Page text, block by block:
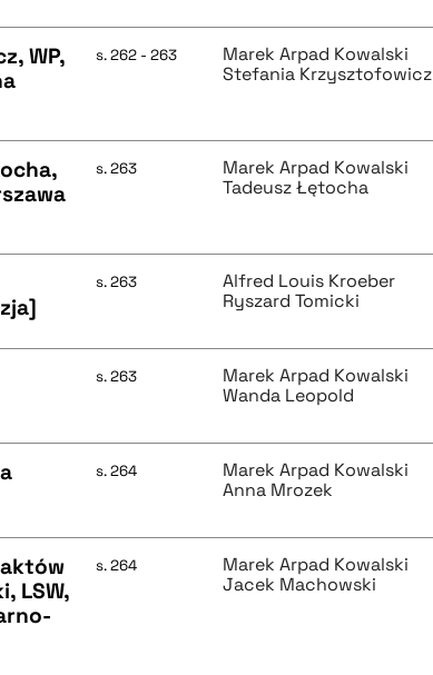
WP,
s. 262 - 263
Marek Arpad Kowalski
Stefania Krzysztofowicz
s. 263
Marek Arpad Kowalski
Tadeusz Łętocha
s. 263
Alfred Louis Kroeber
Ryszard Tomicki
s. 263
Marek Arpad Kowalski
Wanda Leopold
s. 264
Marek Arpad Kowalski
Anna Mrozek
LSW,
s. 264
Marek Arpad Kowalski
Jacek Machowski